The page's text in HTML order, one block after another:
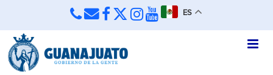
ES